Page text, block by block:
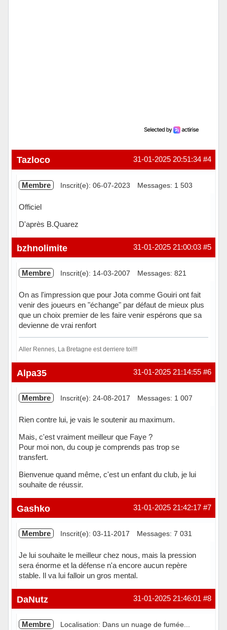
#4
31-01-2025 20:51:34
Tazloco
Membre Inscrit(e): 06-07-2023 Messages: 1 503
Officiel
D'après B.Quarez
Hors ligne #5
31-01-2025 21:00:03
bzhnolimite
Membre Inscrit(e): 14-03-2007 Messages: 821
On as l'impression que pour Jota comme Gouiri ont fait
venir des joueurs en "échange" par défaut de mieux plus
que un choix premier de les faire venir espérons que sa
devienne de vrai renfort
Aller Rennes, La Bretagne est derriere toi!!!
Hors ligne #6
31-01-2025 21:14:55
Alpa35
Membre Inscrit(e): 24-08-2017 Messages: 1 007
Rien contre lui, je vais le soutenir au maximum.
Mais, c'est vraiment meilleur que Faye ?
Pour moi non, du coup je comprends pas trop se
transfert.
Bienvenue quand même, c'est un enfant du club, je lui
souhaite de réussir.
Hors ligne #7
31-01-2025 21:42:17
Gashko
Membre Inscrit(e): 03-11-2017 Messages: 7 031
Je lui souhaite le meilleur chez nous, mais la pression
sera énorme et la défense n'a encore aucun repère
stable. Il va lui falloir un gros mental.
Hors ligne #8
31-01-2025 21:46:01
DaNutz
Membre
Localisation: Dans un nuage de fumée...